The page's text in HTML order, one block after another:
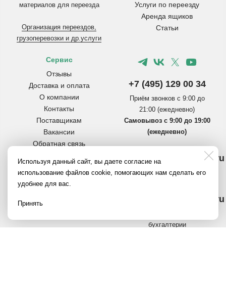
материалов для переезда
Организация переездов,
грузоперевозки и др.услуги
Услуги по переезду
Аренда ящиков
Статьи
Сервис
Отзывы
Доставка и оплата
О компании
Контакты
Поставщикам
Вакансии
Обратная связь
коробок
Вопросы и ответы
Полезное на Яндекс.Дзен
+7 (495) 129 00 34
Приём звонков с 9:00 до
21:00 (ежедневно)
Самовывоз с 9:00 до 19:00
(ежедневно)
info@pereezdmarket.ru
Общая почта для клиентов
buh@pereezdmarket.ru
бухгалтерии
Используя данный сайт, вы даете согласие на
использование файлов cookie, помогающих нам сделать его
удобнее для вас.
Принять